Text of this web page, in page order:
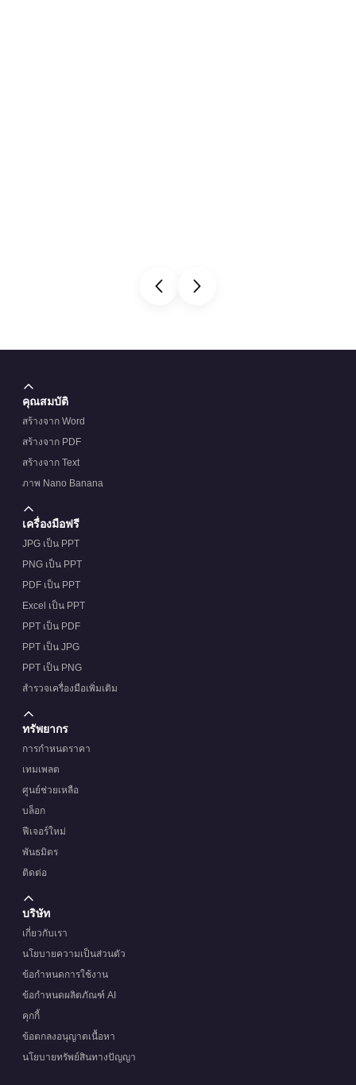
คุณสมบัติ
สร้างจาก Word
สร้างจาก PDF
สร้างจาก Text
ภาพ Nano Banana
เครื่องมือฟรี
JPG เป็น PPT
PNG เป็น PPT
PDF เป็น PPT
Excel เป็น PPT
PPT เป็น PDF
PPT เป็น JPG
PPT เป็น PNG
สำรวจเครื่องมือเพิ่มเติม
ทรัพยากร
การกำหนดราคา
เทมเพลต
ศูนย์ช่วยเหลือ
บล็อก
ฟีเจอร์ใหม่
พันธมิตร
ติดต่อ
บริษัท
เกี่ยวกับเรา
นโยบายความเป็นส่วนตัว
ข้อกำหนดการใช้งาน
ข้อกำหนดผลิตภัณฑ์ AI
คุกกี้
ข้อตกลงอนุญาตเนื้อหา
นโยบายทรัพย์สินทางปัญญา